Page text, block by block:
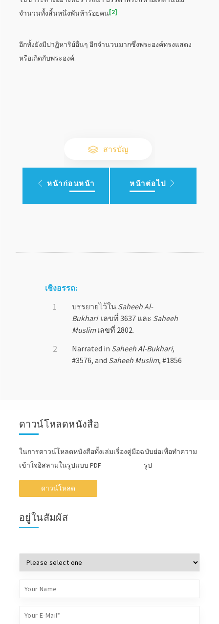
จำนวนทั้งสิ้นหนึ่งพันห้าร้อยคน 2
อีกทั้งยังมีปาฏิหาริย์อื่นๆ อีกจำนวนมากซึ่งพระองค์ทรงแสดง
หรือเกิดกับพระองค์.
สารบัญ
หน้าก่อนหน้า หน้าต่อไป
เชิงอรรถ:
บรรยายไว้ใน Saheeh Al-
Bukhariเลขที่ 3637 และ Saheeh
Muslimเลขที่ 2802.
Narrated in Saheeh Al-Bukhari,
#3576, and Saheeh Muslim, #1856
ดาวน์โหลดหนังสือ
ในการดาวน์โหลดหนังสือทั้งเล่มเรื่องคู่มือฉบับย่อเพื่อทำความ
เข้าใจอิสลามในรูปแบบ PDF รูป
ดาวน์โหลด
อยู่ในสัมผัส